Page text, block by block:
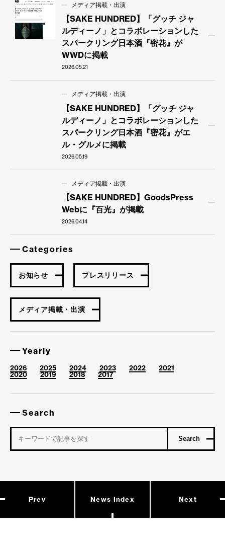
メディア掲載・出演
【SAKE HUNDRED】「グッチ ジャ
ルディーノ」とコラボレーションした
スパークリング日本酒『密花』が
WWDに掲載
2026.05.21
メディア掲載・出演
【SAKE HUNDRED】「グッチ ジャ
ルディーノ」とコラボレーションした
スパークリング日本酒『密花』がエ
ル・グルメに掲載
2026.05.19
メディア掲載・出演
【SAKE HUNDRED】GoodsPress
Webに『百光』が掲載
2026.04.14
Categories
お知らせ プレスリリース
メディア掲載・出演
Yearly
2026 2025 2024 2023 2022
2021
2020
2019 2018 2017
Search
Prev News Index Next